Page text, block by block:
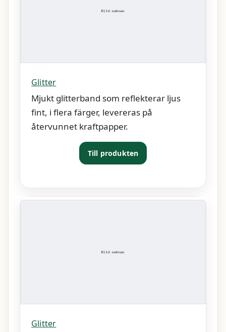
Glitter
Mjukt glitterband som reflekterar ljus
fint, i flera färger, levereras på
återvunnet kraftpapper.
Till produkten
Glitter